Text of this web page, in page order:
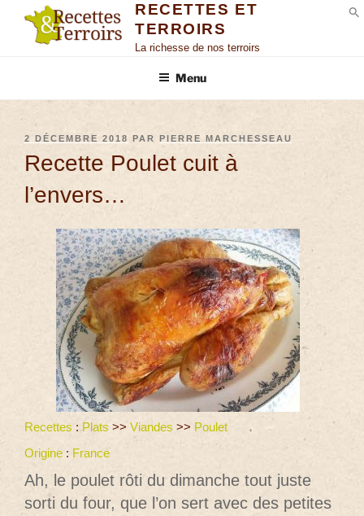
RECETTES ET
TERROIRS
La richesse de nos terroirs
Menu
2 DÉCEMBRE 2018 PAR PIERRE MARCHESSEAU
Recette Poulet cuit à
l’envers…
Recettes : Plats >> Viandes >> Poulet
Origine : France
Ah, le poulet rôti du dimanche tout juste
sorti du four, que l’on sert avec des petites